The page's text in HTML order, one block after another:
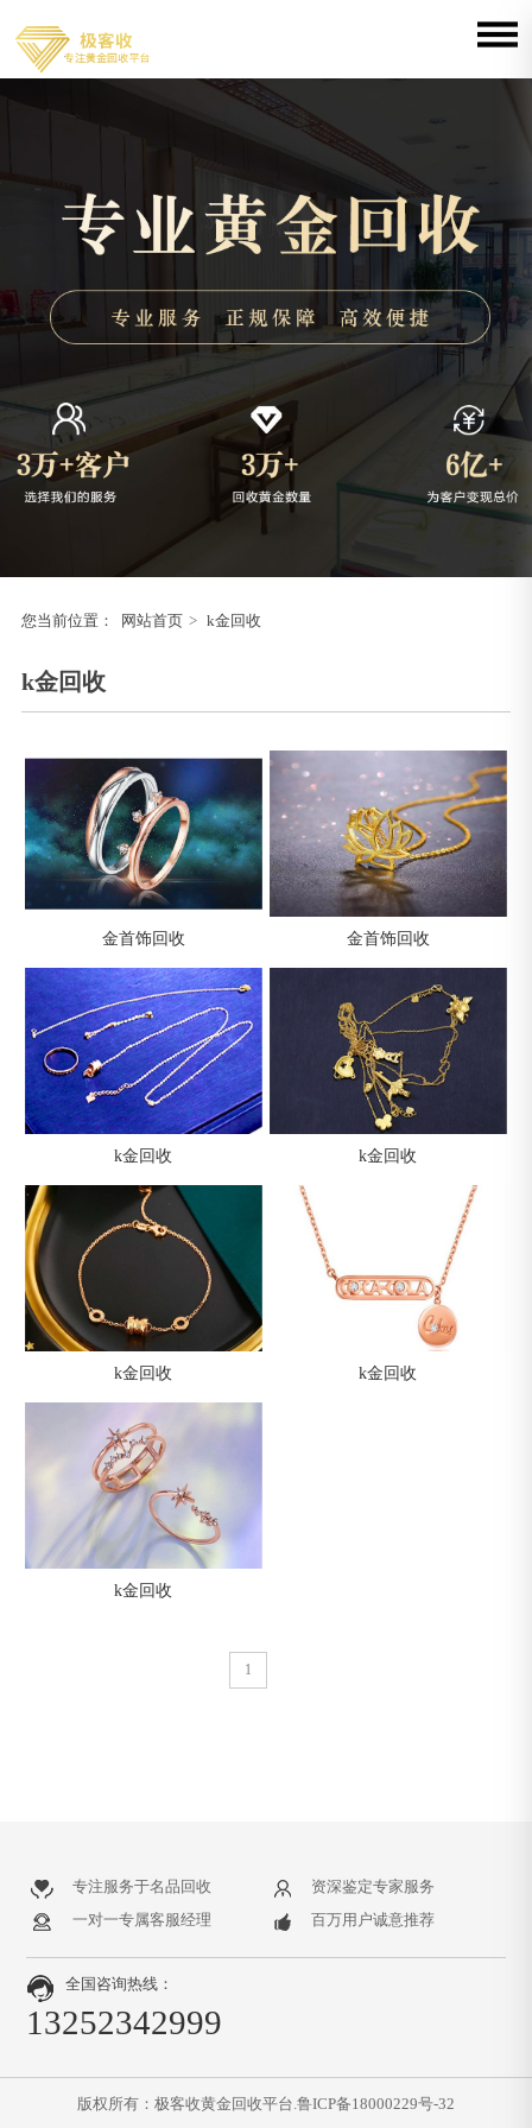
您当前位置： 网站首页 > k金回收
k金回收
金首饰回收 金首饰回收
k金回收 k金回收
k金回收 k金回收
k金回收
1
专注服务于名品回收
资深鉴定专家服务
一对一专属客服经理
百万用户诚意推荐
全国咨询热线：
13252342999
版权所有：极客收黄金回收平台.鲁ICP备18000229号-32